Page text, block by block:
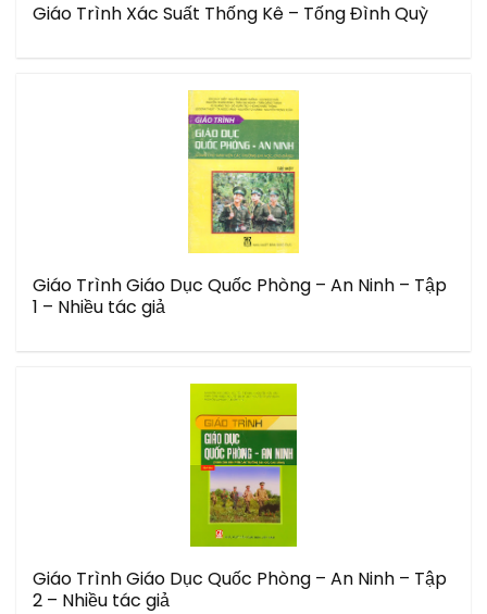
Giáo Trình Xác Suất Thống Kê – Tống Đình Quỳ
Giáo Trình Giáo Dục Quốc Phòng – An Ninh – Tập
1 – Nhiều tác giả
Giáo Trình Giáo Dục Quốc Phòng – An Ninh – Tập
2 – Nhiều tác giả